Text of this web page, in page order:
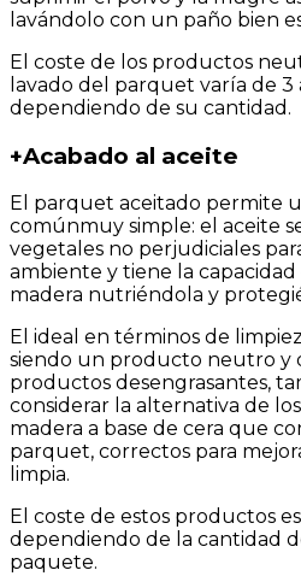
lavándolo con un paño bien
El coste de los productos
lavado del parquet varía de
dependiendo de su cantidad.
+Acabado al aceite
El parquet aceitado permite
comúnmuy simple: el aceite
vegetales no perjudiciales
ambiente y tiene la
madera nutriéndola y
El ideal en términos de
siendo un producto neutro y
productos desengrasantes,
considerar la alternativa de
madera a base de cera que
parquet, correctos para
limpia.
El coste de estos productos
dependiendo de la cantidad
paquete.